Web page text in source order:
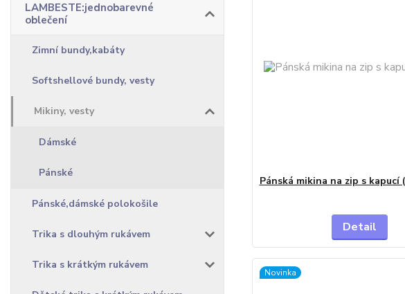
LAMBESTE:jednobarevné
oblečení
Zimní bundy,kabáty
Softshellové bundy, vesty
Mikiny, vesty
Dámské
Pánské
Pánské,dámské polokošile
Trika s dlouhým rukávem
Trika s krátkým rukávem
Pánská mikina na zip s kapucí
Detail
Novinka